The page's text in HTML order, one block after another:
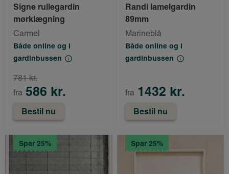
Signe rullegardin
mørklægning
Carmel
Både online og i
gardinbussen
fra 586 kr.
781 kr.
Bestil nu
Randi lamelgardin
89mm
Marineblå
Både online og i
gardinbussen
fra 1432 kr.
Bestil nu
Spar 25% Spar 25%